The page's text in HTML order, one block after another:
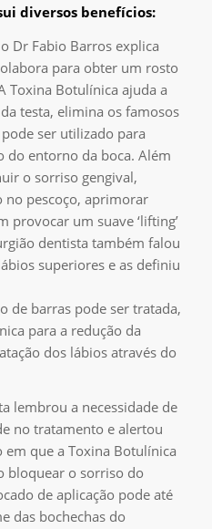
diversos benefícios:
Dr Fabio Barros explica
para obter um rosto
Toxina Botulínica ajuda a
testa, elimina os famosos
pode ser utilizado para
do entorno da boca. Além
o sorriso gengival,
no pescoço, aprimorar
provocar um suave ‘lifting’
dentista também falou
superiores e as definiu
de barras pode ser tratada,
para a redução da
dos lábios através do
lembrou a necessidade de
no tratamento e alertou
que a Toxina Botulínica
bloquear o sorriso do
de aplicação pode até
das bochechas do